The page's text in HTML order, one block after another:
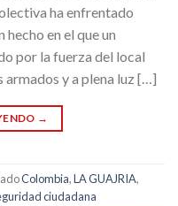
ha enfrentado
en el que un
por la fuerza del local
y a plena luz […]
→
Colombia,LA GUAJRIA,
ciudadana